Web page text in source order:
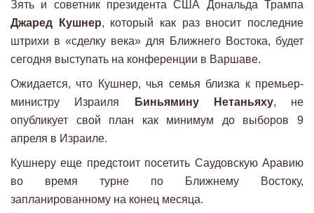
Зять и советник президента США Дональда Трампа
Джаред Кушнер, который как раз вносит последние
штрихи в «сделку века» для Ближнего Востока, будет
сегодня выступать на конференции в Варшаве.
Ожидается, что Кушнер, чья семья близка к премьер-
министру Израиля
Биньямину Нетаньяху, не
опубликует свой план как минимум до выборов 9
апреля в Израиле.
Кушнеру еще предстоит посетить Саудовскую Аравию
во время турне по Ближнему Востоку,
запланированному на конец месяца.